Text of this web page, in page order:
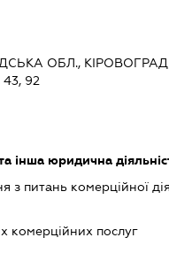
ОБЛ.,
92
інша юридична
з питань комерційної
комерційних послуг